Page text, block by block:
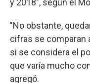
"No obstante,
cifras se comparan
si se considera el
que varía mucho
agregó.